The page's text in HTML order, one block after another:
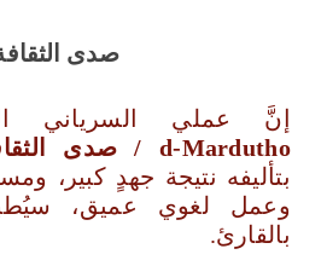
صدى
إنَّ عملي السرياني
d‑Mardutho / صدى
بتأليفه نتيجة جهدٍ كبير،
وعمل لغوي عميق،
بالقارئ.